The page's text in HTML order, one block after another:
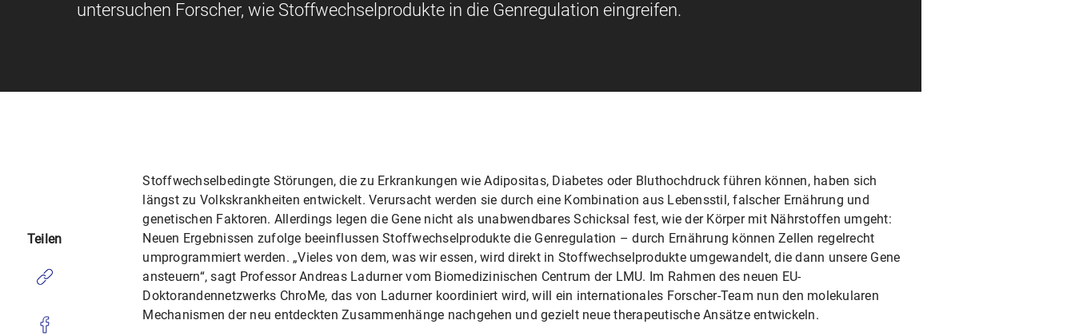
untersuchen Forscher, wie Stoffwechselprodukte in die Genregulation eingreifen.
Stoffwechselbedingte Störungen, die zu Erkrankungen wie Adipositas, Diabetes oder Bluthochdruck führen können, haben sich
längst zu Volkskrankheiten entwickelt. Verursacht werden sie durch eine Kombination aus Lebensstil, falscher Ernährung und
genetischen Faktoren. Allerdings legen die Gene nicht als unabwendbares Schicksal fest, wie der Körper mit Nährstoffen umgeht:
Neuen Ergebnissen zufolge beeinflussen Stoffwechselprodukte die Genregulation – durch Ernährung können Zellen regelrecht
umprogrammiert werden. „Vieles von dem, was wir essen, wird direkt in Stoffwechselprodukte umgewandelt, die dann unsere Gene
ansteuern“, sagt Professor Andreas Ladurner vom Biomedizinischen Centrum der LMU. Im Rahmen des neuen EU-
Doktorandennetzwerks ChroMe, das von Ladurner koordiniert wird, will ein internationales Forscher-Team nun den molekularen
Mechanismen der neu entdeckten Zusammenhänge nachgehen und gezielt neue therapeutische Ansätze entwickeln.
Teilen